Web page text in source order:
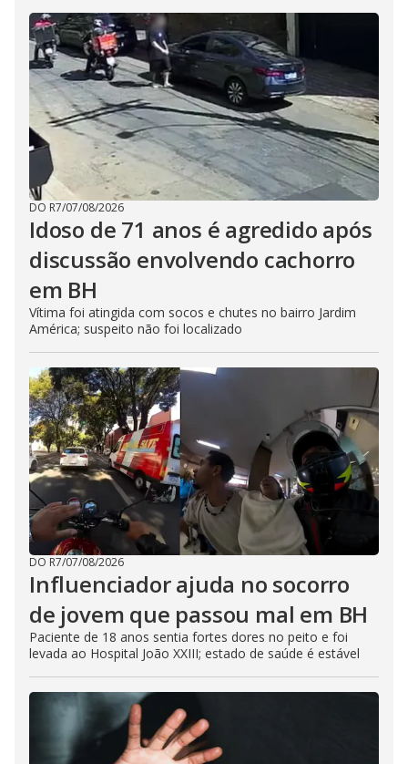
DO R7/07/08/2026
Idoso de 71 anos é agredido após
discussão envolvendo cachorro
em BH
Vítima foi atingida com socos e chutes no bairro Jardim
América; suspeito não foi localizado
DO R7/07/08/2026
Influenciador ajuda no socorro
de jovem que passou mal em BH
Paciente de 18 anos sentia fortes dores no peito e foi
levada ao Hospital João XXIII; estado de saúde é estável